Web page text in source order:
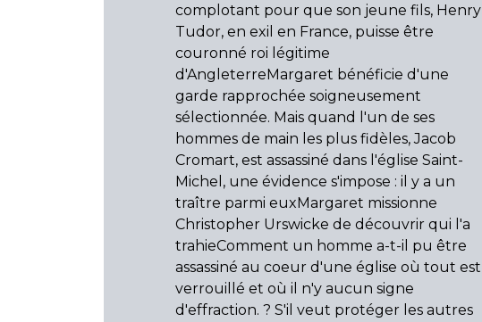
complotant pour que son jeune fils, Henry
Tudor, en exil en France, puisse être
couronné roi légitime
d'AngleterreMargaret bénéficie d'une
garde rapprochée soigneusement
sélectionnée. Mais quand l'un de ses
hommes de main les plus fidèles, Jacob
Cromart, est assassiné dans l'église Saint-
Michel, une évidence s'impose : il y a un
traître parmi euxMargaret missionne
Christopher Urswicke de découvrir qui l'a
trahieComment un homme a-t-il pu être
assassiné au coeur d'une église où tout est
verrouillé et où il n'y aucun signe
d'effraction. ? S'il veut protéger les autres